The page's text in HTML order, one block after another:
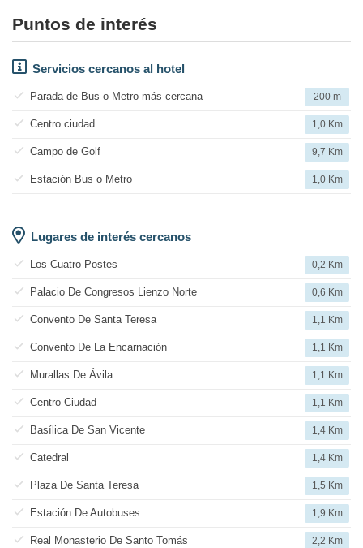
Puntos de interés
Servicios cercanos al hotel
Parada de Bus o Metro más cercana 200 m
Centro ciudad 1,0 Km
Campo de Golf 9,7 Km
Estación Bus o Metro 1,0 Km
Lugares de interés cercanos
Los Cuatro Postes 0,2 Km
Palacio De Congresos Lienzo Norte 0,6 Km
Convento De Santa Teresa 1,1 Km
Convento De La Encarnación 1,1 Km
Murallas De Ávila 1,1 Km
Centro Ciudad 1,1 Km
Basílica De San Vicente 1,4 Km
Catedral 1,4 Km
Plaza De Santa Teresa 1,5 Km
Estación De Autobuses 1,9 Km
Real Monasterio De Santo Tomás 2,2 Km